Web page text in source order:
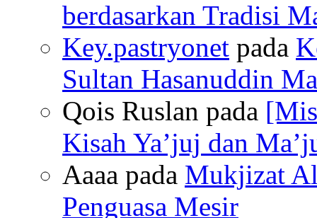
berdasarkan Tradisi
Key.pastryonet pada
Sultan Hasanuddin
Qois Ruslan pada
Kisah Ya’juj dan
Aaaa pada Mukjizat
Penguasa Mesir